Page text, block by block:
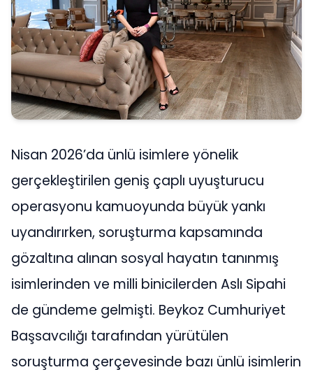
Nisan 2026’da ünlü isimlere yönelik
gerçekleştirilen geniş çaplı uyuşturucu
operasyonu kamuoyunda büyük yankı
uyandırırken, soruşturma kapsamında
gözaltına alınan sosyal hayatın tanınmış
isimlerinden ve milli binicilerden Aslı Sipahi
de gündeme gelmişti. Beykoz Cumhuriyet
Başsavcılığı tarafından yürütülen
soruşturma çerçevesinde bazı ünlü isimlerin